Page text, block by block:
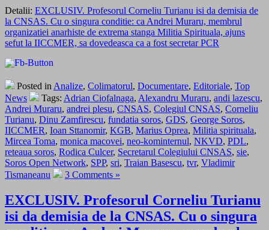
Detalii: EXCLUSIV. Profesorul Corneliu Turianu isi da demisia de
la CNSAS. Cu o singura conditie: ca Andrei Muraru, membrul
organizatiei anarhiste de extrema stanga Militia Spirituala, ajuns
sefut la IICCMER, sa dovedeasca ca a fost secretar PCR
Posted in Analize, Colimatorul, Documentare, Editoriale, Top
News
Tags: Adrian Ciofalnaga, Alexandru Muraru, andi lazescu,
Andrei Muraru, andrei plesu, CNSAS, Colegiul CNSAS, Corneliu
Turianu, Dinu Zamfirescu, fundatia soros, GDS, George Soros,
IICCMER, Ioan Sttanomir, KGB, Marius Oprea, Militia spirituala,
Mircea Toma, monica macovei, neo-kominternul, NKVD, PDL,
reteaua soros, Rodica Culcer, Secretarul Colegiului CNSAS, sie,
Soros Open Network, SPP, sri, Traian Basescu, tvr, Vladimir
Tismaneanu
3 Comments »
EXCLUSIV. Profesorul Corneliu Turianu
isi da demisia de la CNSAS. Cu o singura